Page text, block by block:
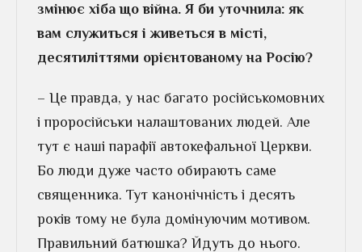
змінює хіба що війна. Я би уточнила: як
вам служиться і живеться в місті,
десятиліттями орієнтованому на Росію?
– Це правда, у нас багато російськомовних
і проросійськи налаштованих людей. Але
тут є наші парафії автокефальної Церкви.
Бо люди дуже часто обирають саме
священника. Тут канонічність і десять
років тому не була домінуючим мотивом.
Правильний батюшка? Йдуть до нього.